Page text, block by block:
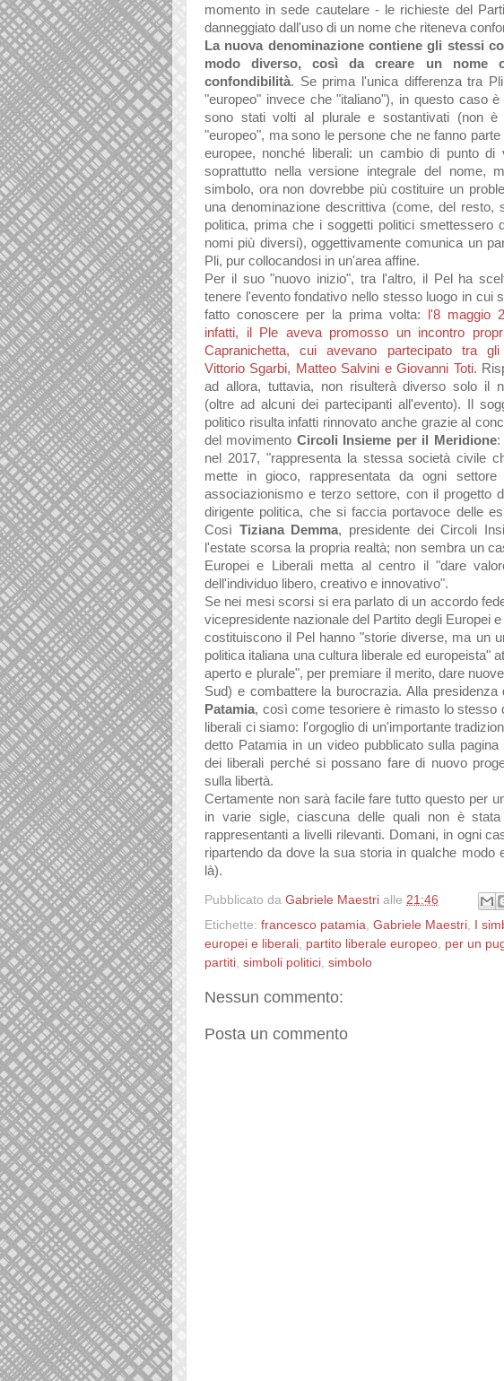
momento in sede cautelare - le richieste del
danneggiato dall'uso di un nome che riteneva
La nuova denominazione contiene gli stessi
modo diverso, così da creare un nome
confondibilità. Se prima l'unica differenza tra
"europeo" invece che "italiano"), in questo caso
sono stati volti al plurale e sostantivati (non
"europeo", ma sono le persone che ne fanno
europee, nonché liberali: un cambio di punto
soprattutto nella versione integrale del nome,
simbolo, ora non dovrebbe più costituire un
una denominazione descrittiva (come, del
politica, prima che i soggetti politici smettessero
nomi più diversi), oggettivamente comunica un
Pli, pur collocandosi in un'area affine.
Per il suo "nuovo inizio", tra l'altro, il Pel ha
tenere l'evento fondativo nello stesso luogo in cui
fatto conoscere per la prima volta:
l'8 maggio
infatti, il Ple aveva promosso un incontro
Capranichetta, cui avevano partecipato tra
Vittorio Sgarbi, Matteo Salvini e Giovanni Toti.
ad allora, tuttavia, non risulterà diverso solo il
(oltre ad alcuni dei partecipanti all'evento). Il
politico risulta infatti rinnovato anche grazie al
del movimento Circoli Insieme per il Meridione:
nel 2017, "rappresenta la stessa società civile
mette in gioco, rappresentata da ogni
associazionismo e terzo settore, con il progetto
dirigente politica, che si faccia portavoce delle
Così Tiziana Demma, presidente dei Circoli
l'estate scorsa la propria realtà; non sembra un
Europei e Liberali metta al centro il "dare
dell'individuo libero, creativo e innovativo".
Se nei mesi scorsi si era parlato di un accordo
vicepresidente nazionale del Partito degli Europei
costituiscono il Pel hanno "storie diverse, ma un
politica italiana una cultura liberale ed europeista"
aperto e plurale", per premiare il merito, dare
Sud) e combattere la burocrazia. Alla
Patamia, così come tesoriere è rimasto lo stesso
liberali ci siamo: l'orgoglio di un'importante
detto Patamia in un video pubblicato sulla
dei liberali perché si possano fare di nuovo
sulla libertà.
Certamente non sarà facile fare tutto questo per
in varie sigle, ciascuna delle quali non è
rappresentanti a livelli rilevanti. Domani, in ogni
ripartendo da dove la sua storia in qualche modo
là).
Pubblicato da Gabriele Maestri alle 21:46
Etichette: francesco patamia Gabriele Maestri I
europei e liberali partito liberale europeo per un
partiti simboli politici simbolo
Nessun commento:
Posta un commento